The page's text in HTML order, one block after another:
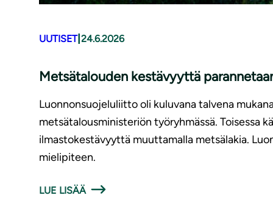
UUTISET| 24.6.2026
Metsätalouden kestävyyttä
Luonnonsuojeluliitto oli kuluvana talvena
metsätalousministeriön työryhmässä. Toisessa
ilmastokestävyyttä muuttamalla metsälakia.
mielipiteen.
LUE LISÄÄ